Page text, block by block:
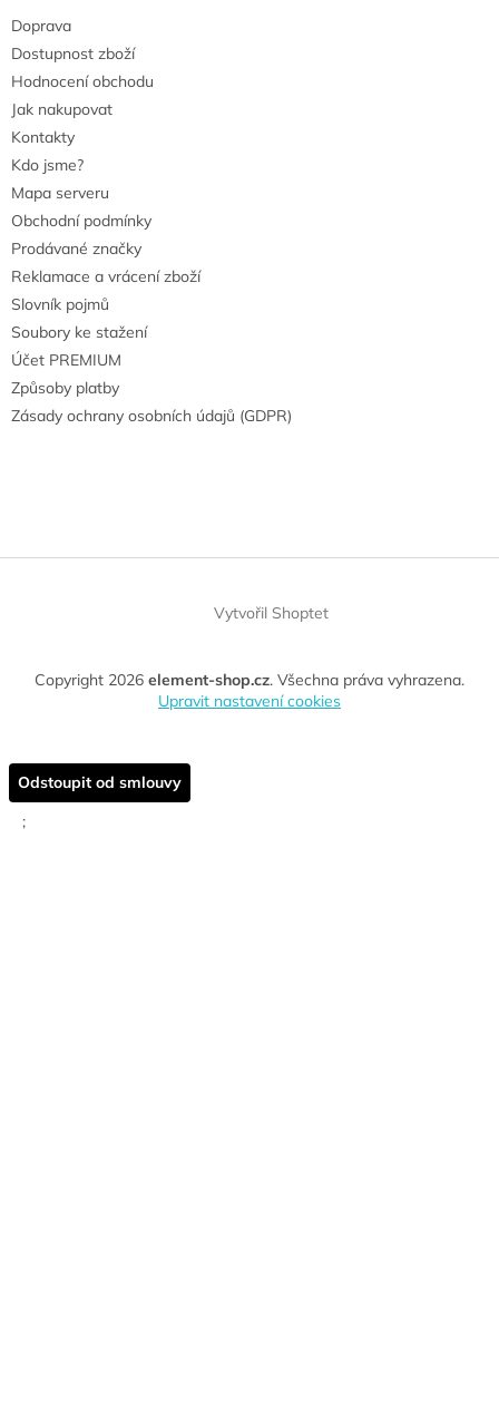
Doprava
Dostupnost zboží
Hodnocení obchodu
Jak nakupovat
Kontakty
Kdo jsme?
Mapa serveru
Obchodní podmínky
Prodávané značky
Reklamace a vrácení zboží
Slovník pojmů
Soubory ke stažení
Účet PREMIUM
Způsoby platby
Zásady ochrany osobních údajů (GDPR)
Vytvořil Shoptet
Copyright 2026 element-shop.cz. Všechna práva vyhrazena.
Upravit nastavení cookies
Odstoupit od smlouvy
;